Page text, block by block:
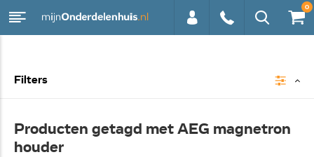
0
Filters
Producten getagd met AEG magnetron
houder